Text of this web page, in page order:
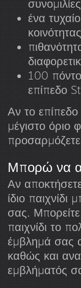
ένα
100
επίπεδο
Αν το
μέγιστο όριο
Μπορώ να
Αν
ίδιο
σας.
παιχνίδι το
έμβλημά σας
καθώς και
εμβλήματός